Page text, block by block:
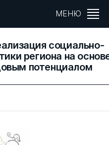
МЕНЮ
социально-
региона на
потенциалом